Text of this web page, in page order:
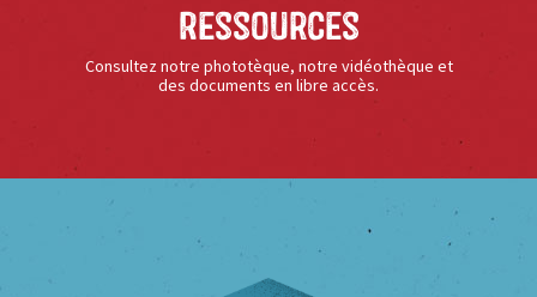
Ressources
Consultez notre phototèque, notre vidéothèque et
des documents en libre accès.